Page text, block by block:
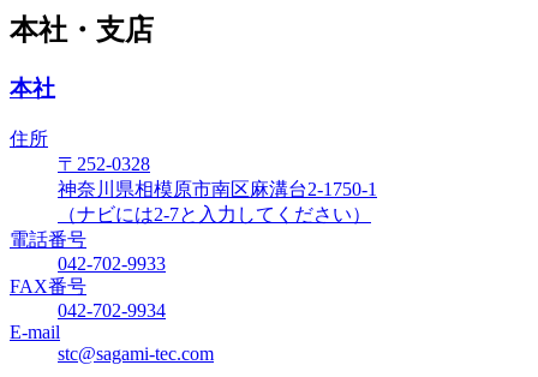
本社・支店
本社
住所
〒252-0328
神奈川県相模原市南区麻溝台2-1750-1
（ナビには2-7と入力してください）
電話番号
042-702-9933
FAX番号
042-702-9934
E-mail
stc@sagami-tec.com